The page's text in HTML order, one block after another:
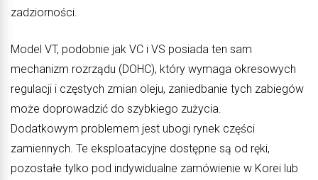
zadziorności.
Model VT, podobnie jak VC i VS posiada ten sam
mechanizm rozrządu (DOHC), który wymaga okresowych
regulacji i częstych zmian oleju, zaniedbanie tych zabiegów
może doprowadzić do szybkiego zużycia.
Dodatkowym problemem jest ubogi rynek części
zamiennych. Te eksploatacyjne dostępne są od ręki,
pozostałe tylko pod indywidualne zamówienie w Korei lub